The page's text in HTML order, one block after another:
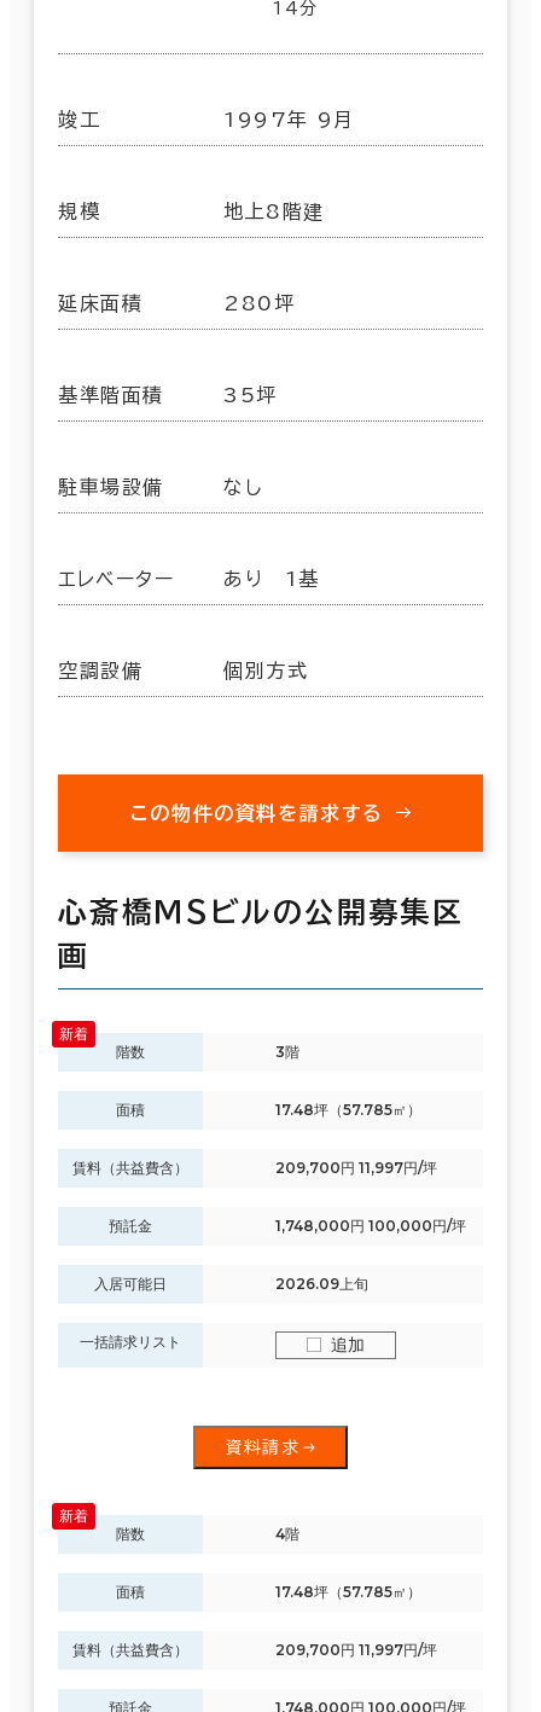
14分
竣工 1997年 9月
規模 地上8階建
延床面積 280坪
基準階面積 35坪
駐車場設備 なし
エレベーター あり 1基
空調設備 個別方式
この物件の資料を請求する
心斎橋ＭＳビルの公開募集区
画
階数 3階
面積 17.48坪（57.785㎡）
賃料（共益費含） 209,700円 11,997円/坪
預託金 1,748,000円 100,000円/坪
入居可能日 2026.09上旬
一括請求リスト 追加
資料請求
階数 4階
面積 17.48坪（57.785㎡）
賃料（共益費含） 209,700円 11,997円/坪
預託金 1,748,000円 100,000円/坪